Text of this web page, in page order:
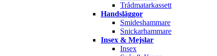
Trådmatarkassett
Handsläggor
Smideshammare
Snickarhammare
Insex & Mejslar
Insex